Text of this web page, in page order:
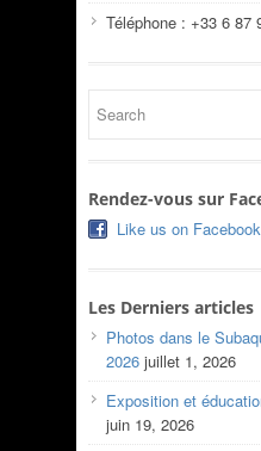
Téléphone : +33 6 87
Rendez-vous sur
Like us on Facebook
Les Derniers articles
Photos dans le
2026 juillet 1, 2026
Exposition et
juin 19, 2026